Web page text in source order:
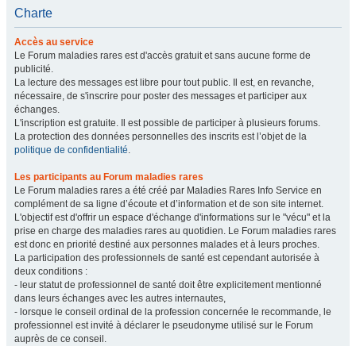
Charte
Accès au service
Le Forum maladies rares est d'accès gratuit et sans aucune forme de
publicité.
La lecture des messages est libre pour tout public. Il est, en revanche,
nécessaire, de s'inscrire pour poster des messages et participer aux
échanges.
L'inscription est gratuite. Il est possible de participer à plusieurs forums.
La protection des données personnelles des inscrits est l’objet de la
politique de confidentialité.
Les participants au Forum maladies rares
Le Forum maladies rares a été créé par Maladies Rares Info Service en
complément de sa ligne d’écoute et d’information et de son site internet.
L'objectif est d'offrir un espace d'échange d'informations sur le "vécu" et la
prise en charge des maladies rares au quotidien. Le Forum maladies rares
est donc en priorité destiné aux personnes malades et à leurs proches.
La participation des professionnels de santé est cependant autorisée à
deux conditions :
- leur statut de professionnel de santé doit être explicitement mentionné
dans leurs échanges avec les autres internautes,
- lorsque le conseil ordinal de la profession concernée le recommande, le
professionnel est invité à déclarer le pseudonyme utilisé sur le Forum
auprès de ce conseil.